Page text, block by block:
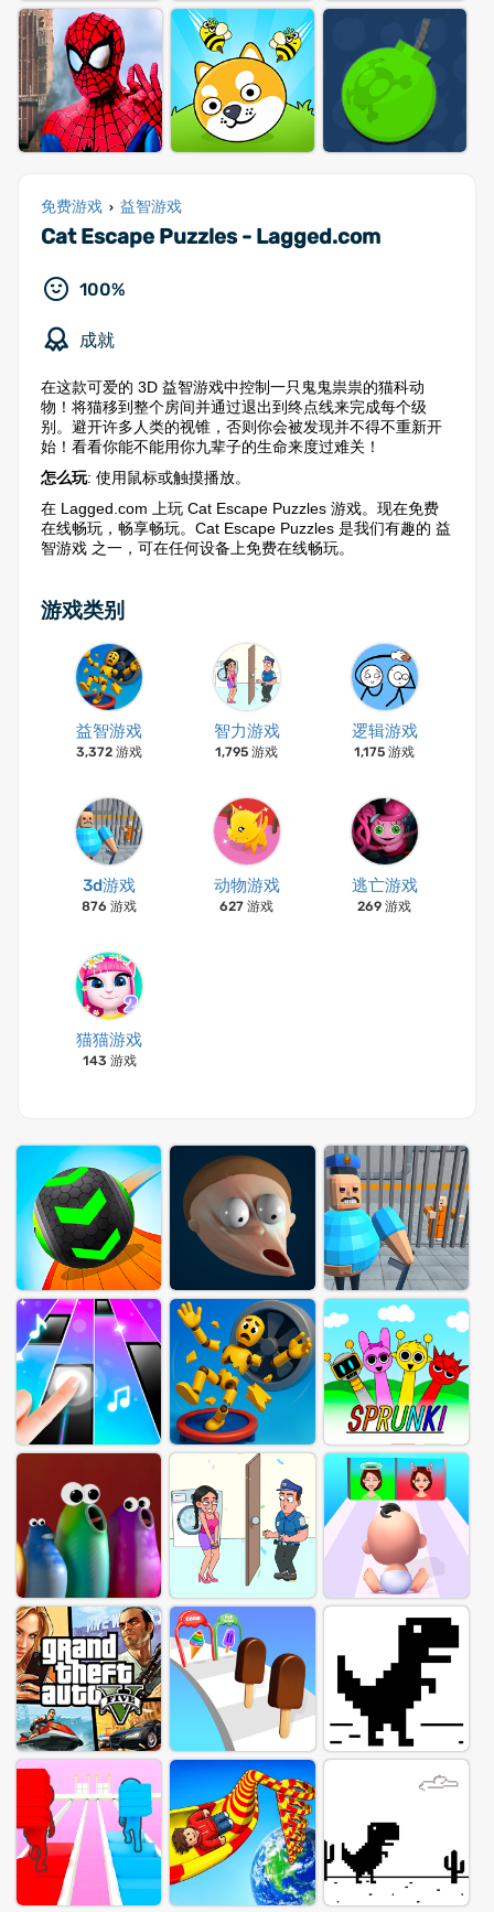
免费游戏 › 益智游戏
Cat Escape Puzzles - Lagged.com
100%
成就
在这款可爱的 3D 益智游戏中控制一只鬼鬼祟祟的猫科动
物！将猫移到整个房间并通过退出到终点线来完成每个级
别。避开许多人类的视锥，否则你会被发现并不得不重新开
始！看看你能不能用你九辈子的生命来度过难关！
怎么玩: 使用鼠标或触摸播放。
在 Lagged.com 上玩 Cat Escape Puzzles 游戏。现在免费
在线畅玩，畅享畅玩。Cat Escape Puzzles 是我们有趣的 益
智游戏 之一，可在任何设备上免费在线畅玩。
游戏类别
益智游戏
3,372 游戏
智力游戏
1,795 游戏
逻辑游戏
1,175 游戏
3d游戏
876 游戏
动物游戏
627 游戏
逃亡游戏
269 游戏
猫猫游戏
143 游戏